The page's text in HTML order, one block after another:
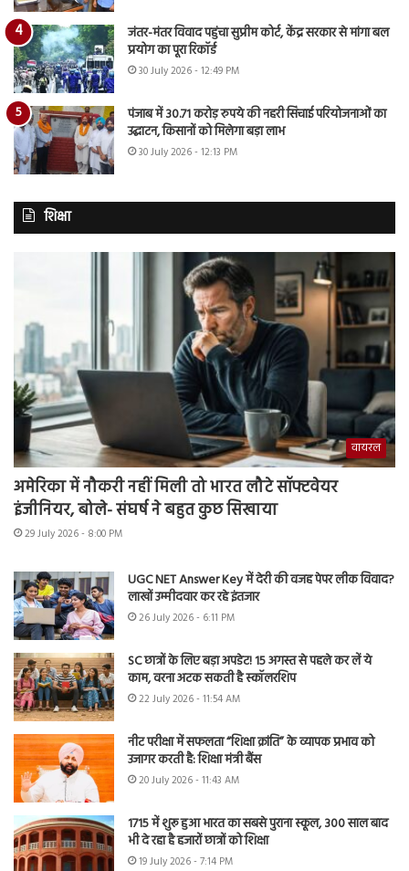
जंतर-मंतर विवाद पहुंचा सुप्रीम कोर्ट, केंद्र सरकार से मांगा बल
प्रयोग का पूरा रिकॉर्ड
30 July 2026 - 12:49 PM
पंजाब में 30.71 करोड़ रुपये की नहरी सिंचाई परियोजनाओं का
उद्घाटन, किसानों को मिलेगा बड़ा लाभ
30 July 2026 - 12:13 PM
शिक्षा
वायरल
अमेरिका में नौकरी नहीं मिली तो भारत लौटे सॉफ्टवेयर
इंजीनियर, बोले- संघर्ष ने बहुत कुछ सिखाया
29 July 2026 - 8:00 PM
UGC NET Answer Key में देरी की वजह पेपर लीक विवाद?
लाखों उम्मीदवार कर रहे इंतजार
26 July 2026 - 6:11 PM
SC छात्रों के लिए बड़ा अपडेट! 15 अगस्त से पहले कर लें ये
काम, वरना अटक सकती है स्कॉलरशिप
22 July 2026 - 11:54 AM
नीट परीक्षा में सफलता “शिक्षा क्रांति” के व्यापक प्रभाव को
उजागर करती है: शिक्षा मंत्री बैंस
20 July 2026 - 11:43 AM
1715 में शुरू हुआ भारत का सबसे पुराना स्कूल, 300 साल बाद
भी दे रहा है हजारों छात्रों को शिक्षा
19 July 2026 - 7:14 PM